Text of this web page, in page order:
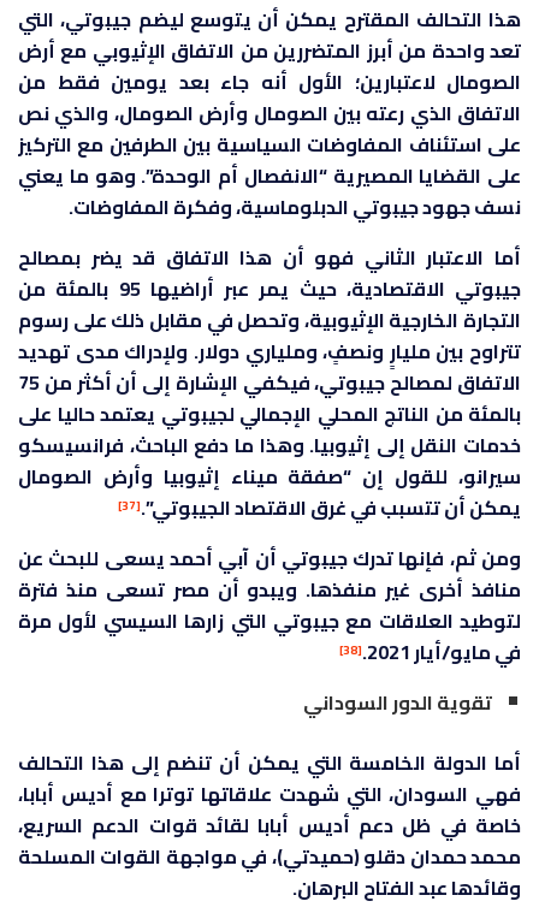
هذا التحالف المقترح يمكن أن يتوسع ليضم جيبوتي، التي
تعد واحدة من أبرز المتضررين من الاتفاق الإثيوبي مع أرض
الصومال لاعتبارين؛ الأول أنه جاء بعد يومين فقط من
الاتفاق الذي رعته بين الصومال وأرض الصومال، والذي نص
على استئناف المفاوضات السياسية بين الطرفين مع التركيز
على القضايا المصيرية “الانفصال أم الوحدة”. وهو ما يعني
نسف جهود جيبوتي الدبلوماسية، وفكرة المفاوضات.
أما الاعتبار الثاني فهو أن هذا الاتفاق قد يضر بمصالح
جيبوتي الاقتصادية، حيث يمر عبر أراضيها 95 بالمئة من
التجارة الخارجية الإثيوبية، وتحصل في مقابل ذلك على رسوم
تتراوح بين مليارٍ ونصفٍ، وملياري دولار. ولإدراك مدى تهديد
الاتفاق لمصالح جيبوتي، فيكفي الإشارة إلى أن أكثر من 75
بالمئة من الناتج المحلي الإجمالي لجيبوتي يعتمد حاليا على
خدمات النقل إلى إثيوبيا. وهذا ما دفع الباحث، فرانسيسكو
سيرانو، للقول إن “صفقة ميناء إثيوبيا وأرض الصومال
يمكن أن تتسبب في غرق الاقتصاد الجيبوتي”.[37]
ومن ثم، فإنها تدرك جيبوتي أن آبي أحمد يسعى للبحث عن
منافذ أخرى غير منفذها. ويبدو أن مصر تسعى منذ فترة
لتوطيد العلاقات مع جيبوتي التي زارها السيسي لأول مرة
في مايو/أيار 2021.
[38]
تقوية الدور السوداني
أما الدولة الخامسة التي يمكن أن تنضم إلى هذا التحالف
فهي السودان، التي شهدت علاقاتها توترا مع أديس أبابا،
خاصة في ظل دعم أديس أبابا لقائد قوات الدعم السريع،
محمد حمدان دقلو (حميدتي)، في مواجهة القوات المسلحة
وقائدها عبد الفتاح البرهان.